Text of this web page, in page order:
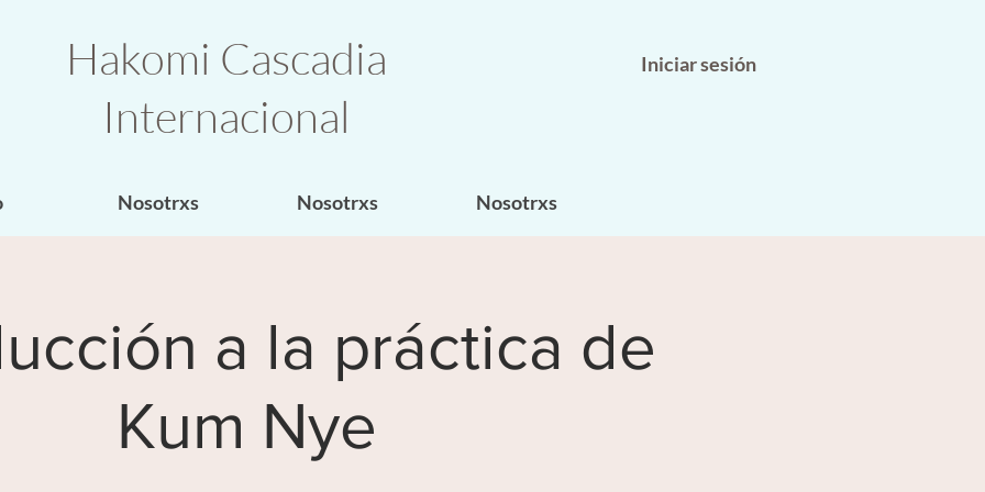
Hakomi Cascadia
Internacional
Iniciar sesión
Nosotrxs Nosotrxs Nosotrxs
a la práctica de
Kum Nye